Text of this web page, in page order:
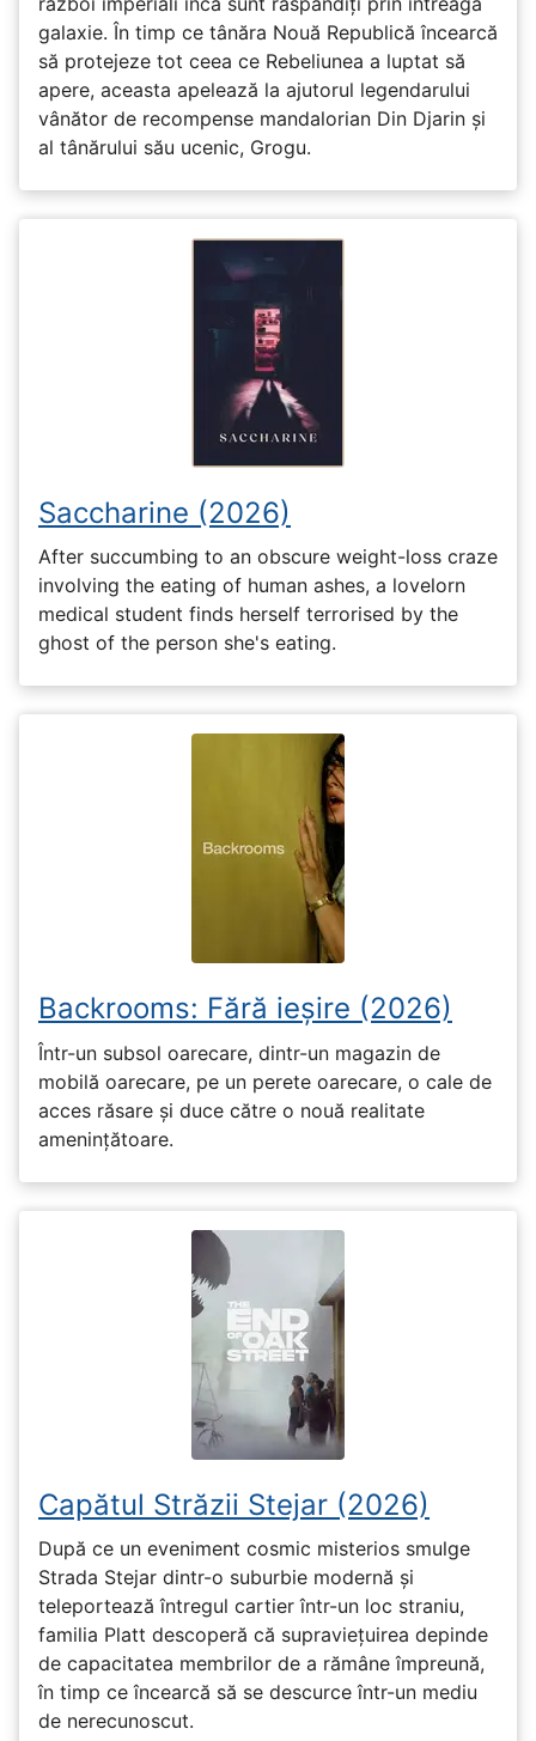
galaxie. În timp ce tânăra Nouă Republică încearcă
să protejeze tot ceea ce Rebeliunea a luptat să
apere, aceasta apelează la ajutorul legendarului
vânător de recompense mandalorian Din Djarin și
al tânărului său ucenic, Grogu.
Saccharine (2026)
After succumbing to an obscure weight-loss craze
involving the eating of human ashes, a lovelorn
medical student finds herself terrorised by the
ghost of the person she's eating.
Backrooms: Fără ieșire (2026)
Într-un subsol oarecare, dintr-un magazin de
mobilă oarecare, pe un perete oarecare, o cale de
acces răsare și duce către o nouă realitate
amenințătoare.
Capătul Străzii Stejar (2026)
După ce un eveniment cosmic misterios smulge
Strada Stejar dintr-o suburbie modernă și
teleportează întregul cartier într-un loc straniu,
familia Platt descoperă că supraviețuirea depinde
de capacitatea membrilor de a rămâne împreună,
în timp ce încearcă să se descurce într-un mediu
de nerecunoscut.